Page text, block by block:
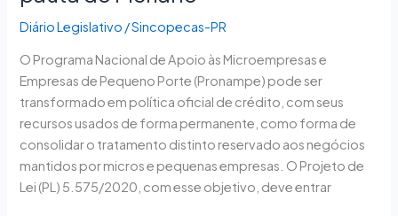
Diário Legislativo /Sincopecas-PR
O Programa Nacional de Apoio às Microempresas e
Empresas de Pequeno Porte (Pronampe) pode ser
transformado em política oficial de crédito, com seus
recursos usados de forma permanente, como forma de
consolidar o tratamento distinto reservado aos negócios
mantidos por micros e pequenas empresas. O Projeto de
Lei (PL) 5.575/2020, com esse objetivo, deve entrar